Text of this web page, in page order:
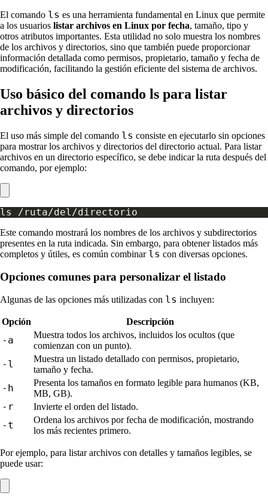
El comando ls es una herramienta fundamental en Linux que permite
a los usuarios listar archivos en Linux por fecha, tamaño, tipo y
otros atributos importantes. Esta utilidad no solo muestra los nombres
de los archivos y directorios, sino que también puede proporcionar
información detallada como permisos, propietario, tamaño y fecha de
modificación, facilitando la gestión eficiente del sistema de archivos.
Uso básico del comando ls para listar
archivos y directorios
El uso más simple del comando ls consiste en ejecutarlo sin opciones
para mostrar los archivos y directorios del directorio actual. Para listar
archivos en un directorio específico, se debe indicar la ruta después del
comando, por ejemplo:
Este comando mostrará los nombres de los archivos y subdirectorios
presentes en la ruta indicada. Sin embargo, para obtener listados más
completos y útiles, es común combinar ls con diversas opciones.
Opciones comunes para personalizar el listado
Algunas de las opciones más utilizadas con ls incluyen:
Opción Descripción
-a
Muestra todos los archivos, incluidos los ocultos (que
comienzan con un punto).
-l
Muestra un listado detallado con permisos, propietario,
tamaño y fecha.
-h
Presenta los tamaños en formato legible para humanos (KB,
MB, GB).
-r Invierte el orden del listado.
-t
Ordena los archivos por fecha de modificación, mostrando
los más recientes primero.
Por ejemplo, para listar archivos con detalles y tamaños legibles, se
puede usar: